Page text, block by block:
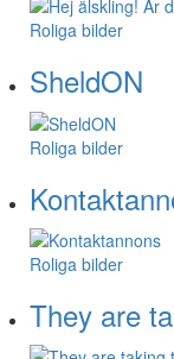
Roliga bilder
SheldON
Roliga bilder
Roliga bilder
They are